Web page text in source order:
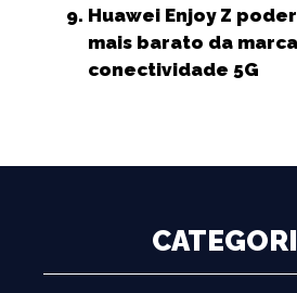
Huawei Enjoy Z
mais barato da
conectividade 5G